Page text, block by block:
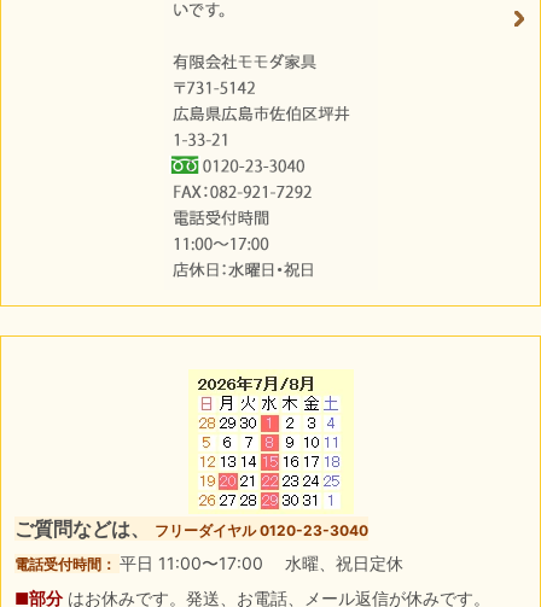
ご質問などは、
フリーダイヤル 0120-23-3040
電話受付時間： 平日 11:00〜17:00 水曜、祝日定休
■部分 はお休みです。発送、お電話、メール返信が休みです。